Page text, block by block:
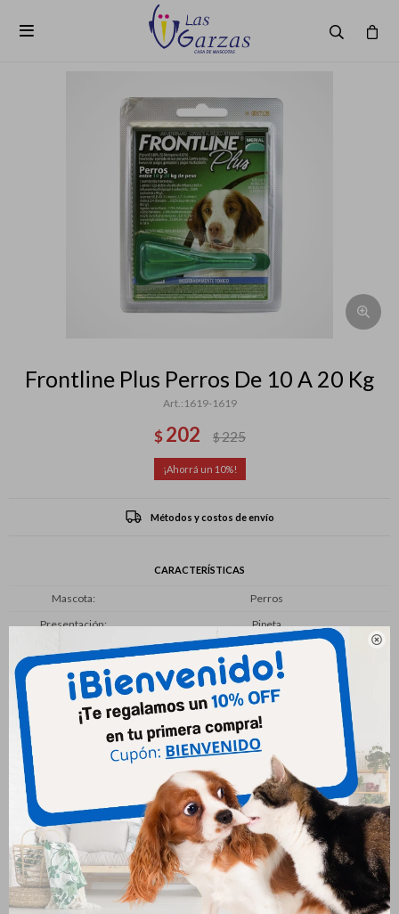


Frontline Plus Perros De 10 A 20 Kg
1619-1619
$ 202 $225
10
Métodos y costos de envío
CARACTERÍSTICAS
Mascota
Perros
Presentación
Pipeta
Productos que te pueden interesar